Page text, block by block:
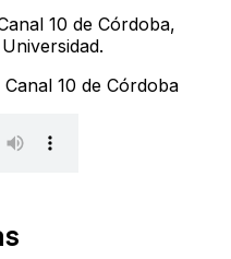
10 de Córdoba,
10 de Córdoba